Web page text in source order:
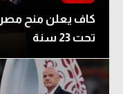
كاف يعلن منح مصر
تحت 23 سنة